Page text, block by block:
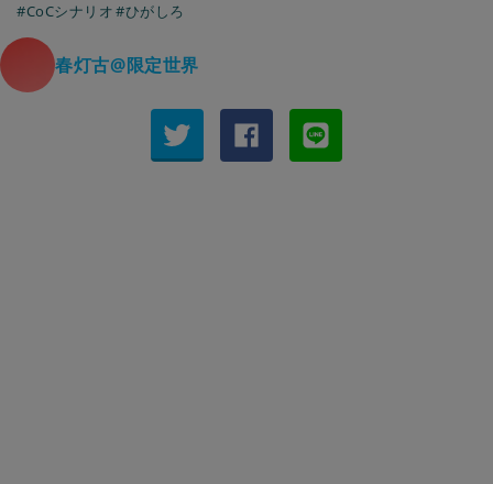
#CoCシナリオ#ひがしろ
春灯古@限定世界